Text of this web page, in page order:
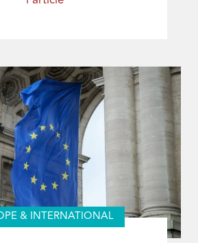
& INTERNATIONAL